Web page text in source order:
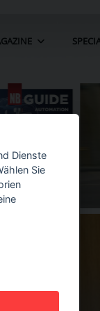
Dienste
Sie